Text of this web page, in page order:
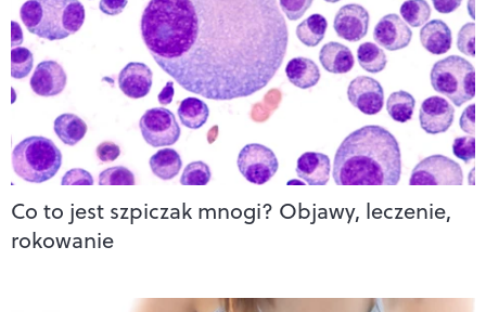
Co to jest szpiczak mnogi? Objawy, leczenie,
rokowanie